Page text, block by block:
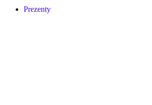
Prezenty